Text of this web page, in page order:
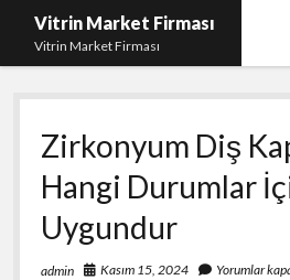
Vitrin Market Firması
Vitrin Market Firması
En İyi Tumblr Takipçi Hilesi
iPhone için Instagram Gizli
Liste
Reels Beğeni Yükleme Hilesi
Retweet Atma Hilesi Bedava
Zirkonyum Diş
Hangi Durumlar
Uygundur
admin Kasım 15, 2024 Yorumlar